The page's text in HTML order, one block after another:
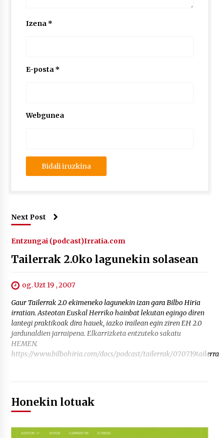
Izena *
E-posta *
Webgunea
Next Post
Entzungai (podcast)Irratia.com
Tailerrak 2.0ko lagunekin solasean
og. Uzt 19 , 2007
Gaur Tailerrak 2.0 ekimeneko lagunekin izan gara Bilbo Hiria
irratian. Asteotan Euskal Herriko hainbat lekutan egingo diren
lantegi praktikoak dira hauek, iazko irailean egin ziren EH 2.0
jardunaldien jarraipena. Elkarrizketa entzuteko sakatu
HEMEN.
https://www.bilbohiria.com/docs/podcast/tailerrak/
Honekin lotuak